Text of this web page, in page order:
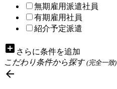
無期雇用派遣社員
有期雇用社員
紹介予定派遣
add_box さらに条件を追加
こだわり条件から探す(完全一致)
